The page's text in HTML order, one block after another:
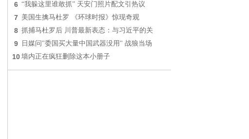
6 “我躲这里谁敢抓” 天安门照片配文引热议
7 美国生擒马杜罗 《环球时报》惊现奇观
8 抓捕马杜罗后 川普最新表态：与习近平的关
9 日媒问"委国买大量中国武器没用" 战狼当场
10 墙内正在疯狂删除这本小册子